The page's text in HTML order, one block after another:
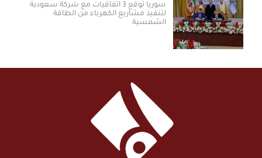
سوريا توقع 3 اتفاقيات مع شركة سعودية
لتنفيذ مشاريع الكهرباء من الطاقة
الشمسية